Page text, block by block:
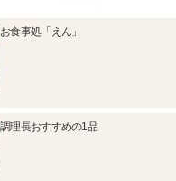
お食事処「えん」
調理長おすすめの1品